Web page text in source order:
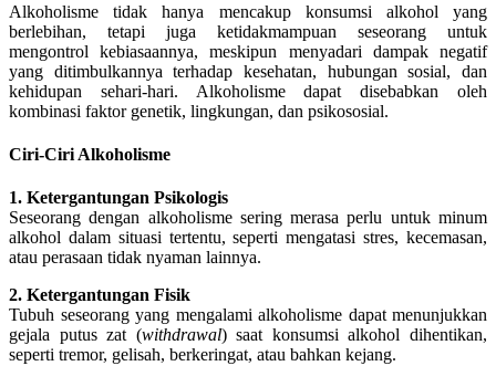
Alkoholisme tidak hanya mencakup konsumsi alkohol yang
berlebihan, tetapi juga ketidakmampuan seseorang untuk
mengontrol kebiasaannya, meskipun menyadari dampak negatif
yang ditimbulkannya terhadap kesehatan, hubungan sosial, dan
kehidupan sehari-hari. Alkoholisme dapat disebabkan oleh
kombinasi faktor genetik, lingkungan, dan psikososial.
Ciri-Ciri Alkoholisme
1. Ketergantungan Psikologis
Seseorang dengan alkoholisme sering merasa perlu untuk minum
alkohol dalam situasi tertentu, seperti mengatasi stres, kecemasan,
atau perasaan tidak nyaman lainnya.
2. Ketergantungan Fisik
Tubuh seseorang yang mengalami alkoholisme dapat menunjukkan
gejala putus zat (withdrawal) saat konsumsi alkohol dihentikan,
seperti tremor, gelisah, berkeringat, atau bahkan kejang.